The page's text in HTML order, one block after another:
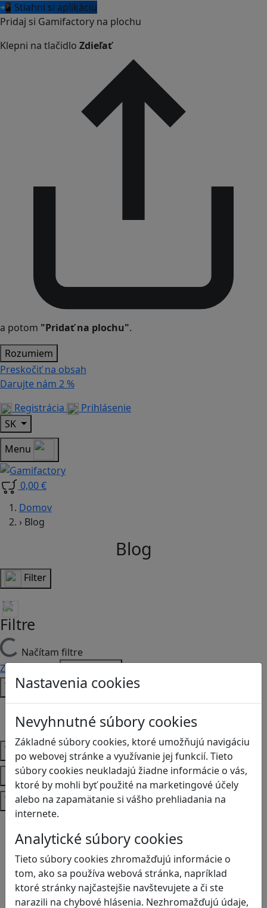
📲 Stiahni si aplikáciu
Pridaj si Gamifactory na plochu
Klepni na tlačidlo Zdieľať
a potom "Pridať na plochu".
Rozumiem
Preskočiť na obsah
Darujte nám 2 %
Registrácia
Prihlásenie
SK
Menu
0,00 €
Nastavenia cookies
Nevyhnutné súbory cookies
Základné súbory cookies, ktoré umožňujú navigáciu
po webovej stránke a využívanie jej funkcií. Tieto
súbory cookies neukladajú žiadne informácie o vás,
ktoré by mohli byť použité na marketingové účely
alebo na zapamätanie si vášho prehliadania na
internete.
Analytické súbory cookies
Tieto súbory cookies zhromažďujú informácie o
tom, ako sa používa webová stránka, napríklad
ktoré stránky najčastejšie navštevujete a či ste
narazili na chybové hlásenia. Nezhromažďujú údaje,
Domov
› Blog
Blog
Filter
Filtre
Načítam filtre
Zmazať filtre
Typ
Recenzie
Vek
Predmety
Témy
Čítanie s porozumením
Digitálna rovnováha
Ekológia
Globálne vzdelávanie
Kreativita